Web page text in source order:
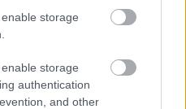
storage
storage
authentication
and other
– fotógyűjtemény
– a hőhullám